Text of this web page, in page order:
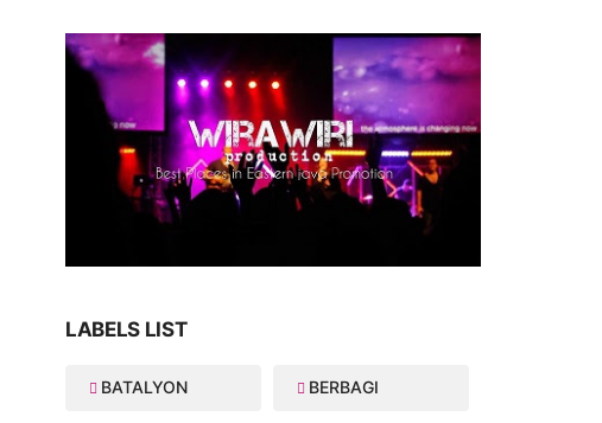
LABELS LIST
BATALYON BERBAGI